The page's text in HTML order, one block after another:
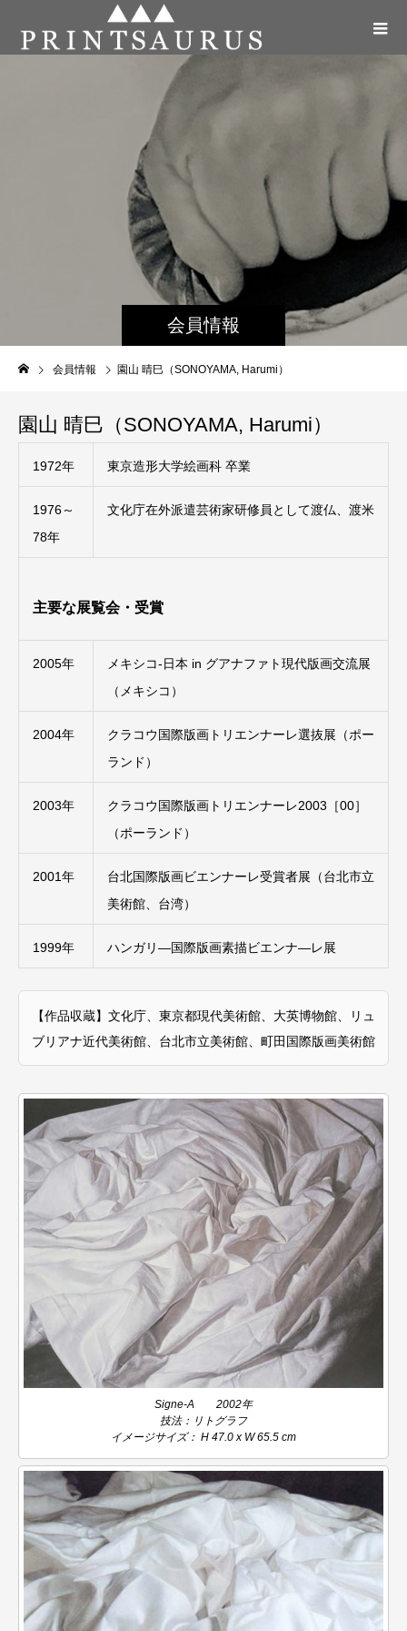
会員情報
会員情報 園山 晴巳（SONOYAMA, Harumi）
園山 晴巳（SONOYAMA, Harumi）
1972年 東京造形大学絵画科 卒業
1976～
78年
文化庁在外派遣芸術家研修員として渡仏、渡米
主要な展覧会・受賞
2005年
メキシコ‐日本 in グアナファト現代版画交流展
（メキシコ）
2004年
クラコウ国際版画トリエンナーレ選抜展（ポー
ランド）
2003年
クラコウ国際版画トリエンナーレ2003［00］
（ポーランド）
2001年
台北国際版画ビエンナーレ受賞者展（台北市立
美術館、台湾）
1999年 ハンガリ―国際版画素描ビエンナ―レ展
【作品収蔵】文化庁、東京都現代美術館、大英博物館、リュ
ブリアナ近代美術館、台北市立美術館、町田国際版画美術館
Signe-A 2002年
技法：リトグラフ
イメージサイズ： H 47.0 x W 65.5 cm